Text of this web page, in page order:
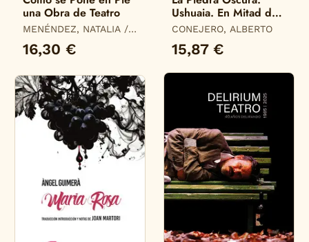
una Obra de Teatro
MENÉNDEZ, NATALIA /
AMESTOY, AINHOA /
HERMIDA, CRISTINA /
SAZ, VALLE DEL
16,30 €
Ushuaia. En Mitad de
Tanto Fuego
CONEJERO, ALBERTO
15,87 €